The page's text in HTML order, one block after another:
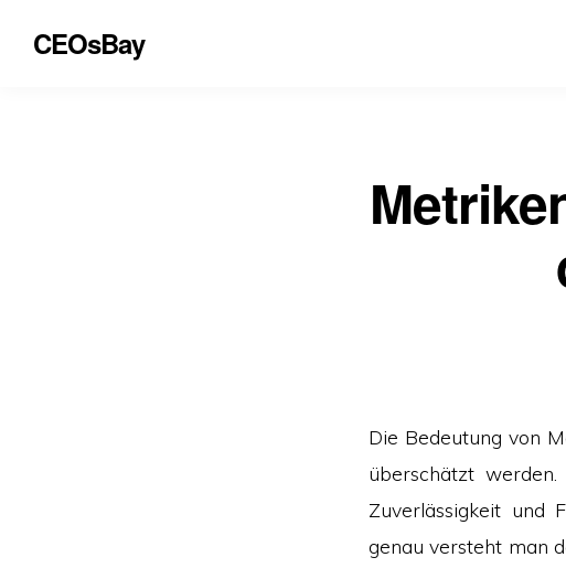
CEOsBay
Die Bedeutung von
überschätzt
Zuverlässigkeit und
genau versteht man